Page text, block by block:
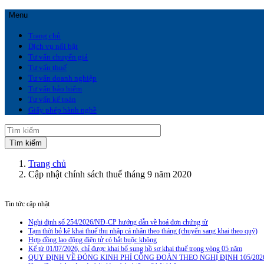
Menu
Trang chủ
Dịch vụ nổi bật
Tư vấn chuyển giá
Tư vấn thuế
Tư vấn doanh nghiệp
Tư vấn bảo hiểm
Tư vấn kế toán
Giấy phép hành nghề
Trang chủ
Cập nhật chính sách thuế tháng 9 năm 2020
Tin tức cập nhật
Nghị định số 254/2026/NĐ-CP hướng dẫn về hoá đơn chứng từ
Tạm thời bỏ kê khai thuế thu nhập cá nhân theo tháng (chuyển sang khai theo quý)
Hợp đồng lao động điện tử có bắt buộc không
Kể từ 01/07/2026, chỉ được khai bổ sung hồ sơ khai thuế trong vòng 05 năm
QUY ĐỊNH VỀ ĐÓNG KINH PHÍ CÔNG ĐOÀN THEO NGHỊ ĐỊNH 105/